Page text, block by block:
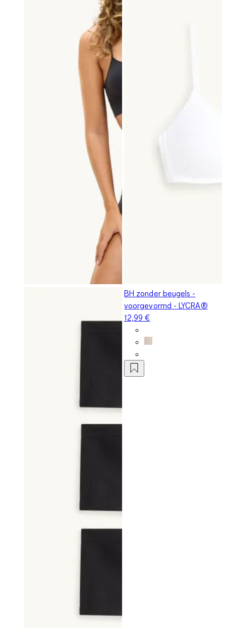
BH zonder beugels -
voorgevormd - LYCRA®
12,99 €